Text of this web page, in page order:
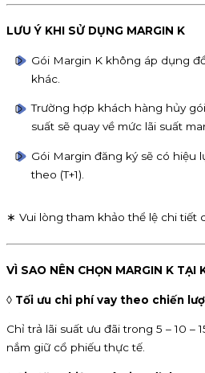
LƯU Ý KHI SỬ DỤNG MARGIN K
Gói Margin K không áp dụng
khác.
Trường hợp khách hàng hủy
suất sẽ quay về mức lãi suất
Gói Margin đăng ký sẽ có hiệu
theo (T+1).
∗ Vui lòng tham khảo thể lệ chi tiết
VÌ SAO NÊN CHỌN MARGIN K TẠI
◊ Tối ưu chi phí vay theo chiến
Chỉ trả lãi suất ưu đãi trong 5 – 10 –
nắm giữ cổ phiếu thực tế.